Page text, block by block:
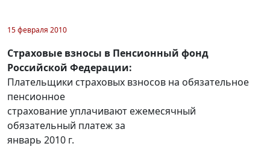
15 февраля 2010
Страховые взносы в Пенсионный фонд
Российской Федерации:
Плательщики страховых взносов на обязательное
пенсионное
страхование уплачивают ежемесячный
обязательный платеж за
январь 2010 г.